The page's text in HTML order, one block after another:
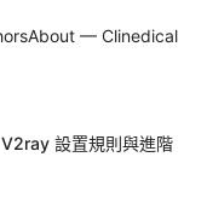
About — Clinedical
設置規則與進階